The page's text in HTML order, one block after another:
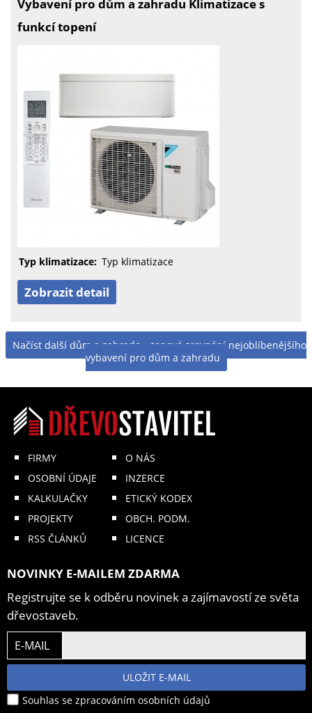
Vybavení pro dům a zahradu Klimatizace s
funkcí topení
Typ klimatizace: Typ klimatizace
Zobrazit detail
Načíst další dům a zahrada - cenové srovnání nejoblíbenějšího
vybavení pro dům a zahradu
FIRMY
OSOBNÍ ÚDAJE
KALKULAČKY
PROJEKTY
RSS ČLÁNKŮ
O NÁS
INZERCE
ETICKÝ KODEX
OBCH. PODM.
LICENCE
NOVINKY E-MAILEM ZDARMA
Registrujte se k odběru novinek a zajímavostí ze světa
dřevostaveb.
E-MAIL
ULOŽIT E-MAIL
Souhlas se zpracováním osobních údajů